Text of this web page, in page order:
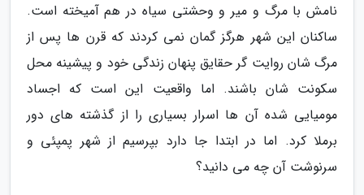
نامش با مرگ و میر و وحشتی سیاه در هم آمیخته است.
ساکنان این شهر هرگز گمان نمی کردند که قرن ها پس از
مرگ شان روایت گر حقایق پنهان زندگی خود و پیشینه محل
سکونت شان باشند. اما واقعیت این است که اجساد
مومیایی شده آن ها اسرار بسیاری را از گذشته های دور
برملا کرد. اما در ابتدا جا دارد بپرسیم از شهر پمپئی و
سرنوشت آن چه می دانید؟